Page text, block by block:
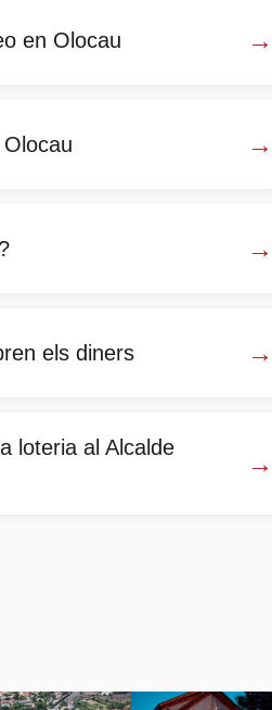
en Olocau →
→
→
els diners →
loteria al Alcalde
→